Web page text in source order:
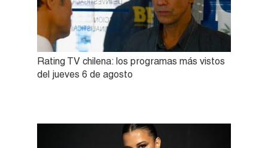
Rating TV chilena: los programas más vistos
del jueves 6 de agosto